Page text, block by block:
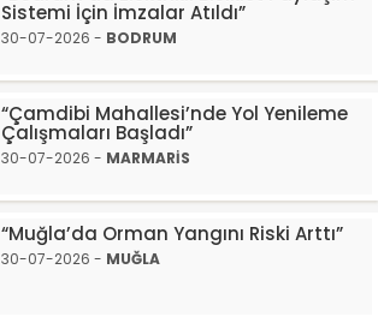
Sistemi İçin İmzalar Atıldı”
30-07-2026 - BODRUM
“Çamdibi Mahallesi’nde Yol Yenileme
Çalışmaları Başladı”
30-07-2026 - MARMARİS
“Muğla’da Orman Yangını Riski Arttı”
30-07-2026 - MUĞLA